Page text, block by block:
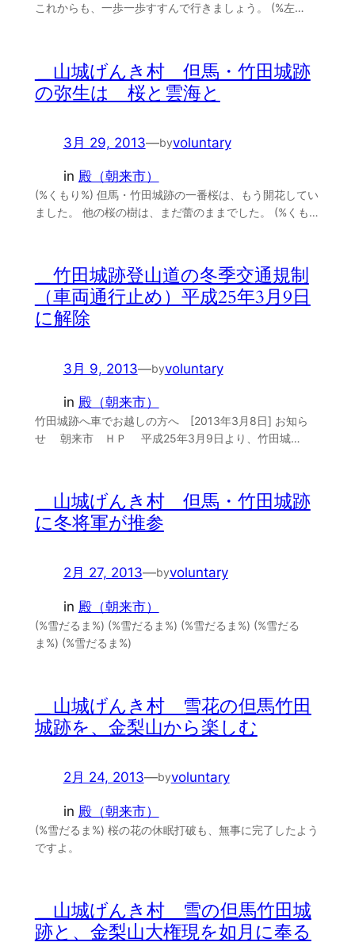
これからも、一歩一歩すすんで行きましょう。 (%左…
＿山城げんき村 但馬・竹田城跡
の弥生は 桜と雲海と
3月 29, 2013—byvoluntary
in 殿（朝来市）
(%くもり%) 但馬・竹田城跡の一番桜は、もう開花してい
ました。 他の桜の樹は、まだ蕾のままでした。 (%くも…
＿竹田城跡登山道の冬季交通規制
（車両通行止め）平成25年3月9日
に解除
3月 9, 2013—byvoluntary
in 殿（朝来市）
竹田城跡へ車でお越しの方へ [2013年3月8日] お知ら
せ 朝来市 ＨＰ 平成25年3月9日より、竹田城…
＿山城げんき村 但馬・竹田城跡
に冬将軍が推参
2月 27, 2013—byvoluntary
in 殿（朝来市）
(%雪だるま%) (%雪だるま%) (%雪だるま%) (%雪だる
ま%) (%雪だるま%)
＿山城げんき村 雪花の但馬竹田
城跡を、金梨山から楽しむ
2月 24, 2013—byvoluntary
in 殿（朝来市）
(%雪だるま%) 桜の花の休眠打破も、無事に完了したよう
ですよ。
＿山城げんき村 雪の但馬竹田城
跡と、金梨山大権現を如月に奉る